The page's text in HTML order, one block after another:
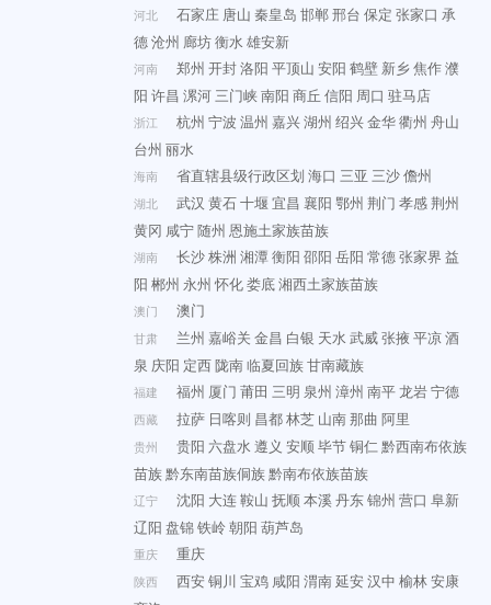
河北 石家庄 唐山 秦皇岛 邯郸邢台 保定 张家口 承
德沧州 廊坊衡水雄安新
河南 郑州 开封洛阳 平顶山 安阳 鹤壁 新乡焦作濮
阳 许昌 漯河三门峡南阳 商丘 信阳 周口 驻马店
浙江 杭州 宁波 温州 嘉兴湖州 绍兴金华衢州 舟山
台州 丽水
海南 省直辖县级行政区划 海口 三亚 三沙儋州
湖北 武汉 黄石十堰 宜昌 襄阳 鄂州 荆门 孝感荆州
黄冈 咸宁随州 恩施土家族苗族
湖南 长沙株洲 湘潭衡阳 邵阳 岳阳 常德张家界 益
阳 郴州 永州 怀化娄底湘西土家族苗族
澳门 澳门
甘肃 兰州 嘉峪关 金昌 白银 天水武威张掖平凉酒
泉 庆阳 定西陇南临夏回族甘南藏族
福建 福州 厦门 莆田 三明 泉州 漳州 南平龙岩宁德
西藏 拉萨 日喀则 昌都林芝 山南那曲 阿里
贵州 贵阳 六盘水遵义 安顺毕节铜仁黔西南布依族
苗族黔东南苗族侗族黔南布依族苗族
辽宁 沈阳 大连鞍山 抚顺本溪丹东锦州 营口 阜新
辽阳 盘锦铁岭朝阳 葫芦岛
重庆 重庆
陕西 西安铜川 宝鸡 咸阳 渭南延安汉中 榆林安康